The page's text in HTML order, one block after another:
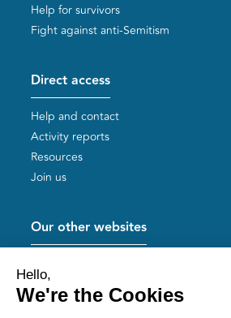
Help for survivors
Fight against anti-Semitism
Direct access
Help and contact
Activity reports
Resources
Join us
Our other websites
Mémoires vives